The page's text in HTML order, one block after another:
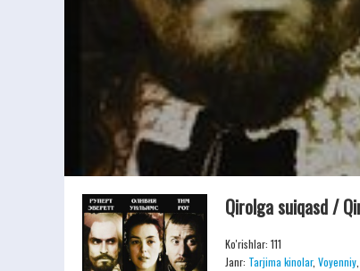
Qirolga suiqasd /
Ko'rishlar: 111
Janr: Tarjima kinolar, Voyenniy